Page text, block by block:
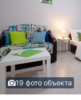
19 фото объекта